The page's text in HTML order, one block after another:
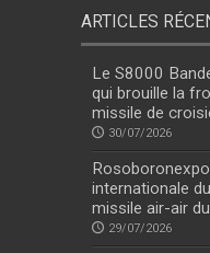
ARTICLES
Le S8000
qui brouille la
missile de
30/07/2026
internationale
missile air-air
29/07/2026